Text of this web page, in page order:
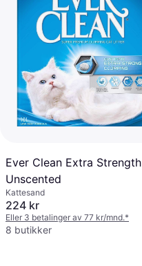
Ever Clean Extra Strength
Unscented
Kattesand
224 kr
Eller 3 betalinger av 77 kr/mnd.*
8 butikker